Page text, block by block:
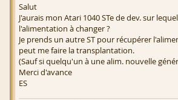
Salut
J'aurais mon Atari 1040 STe de dev. sur
l'alimentation à changer ?
Je prends un autre ST pour récupérer
peut me faire la transplantation.
(Sauf si quelqu'un à une alim. nouvelle
Merci d'avance
ES